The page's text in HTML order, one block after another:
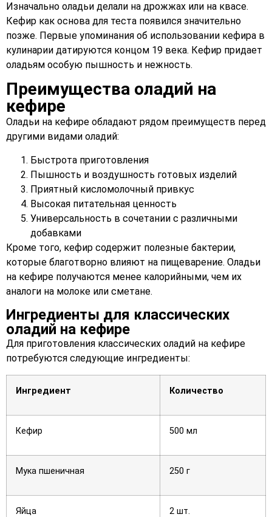
Изначально оладьи делали на дрожжах или на квасе.
Кефир как основа для теста появился значительно
позже. Первые упоминания об использовании кефира в
кулинарии датируются концом 19 века. Кефир придает
оладьям особую пышность и нежность.
Преимущества оладий на
кефире
Оладьи на кефире обладают рядом преимуществ перед
другими видами оладий:
Быстрота приготовления
Пышность и воздушность готовых изделий
Приятный кисломолочный привкус
Высокая питательная ценность
Универсальность в сочетании с различными
добавками
Кроме того, кефир содержит полезные бактерии,
которые благотворно влияют на пищеварение. Оладьи
на кефире получаются менее калорийными, чем их
аналоги на молоке или сметане.
Ингредиенты для классических
оладий на кефире
Для приготовления классических оладий на кефире
потребуются следующие ингредиенты:
Ингредиент Количество
Кефир 500 мл
Мука пшеничная 250 г
Яйца 2 шт.